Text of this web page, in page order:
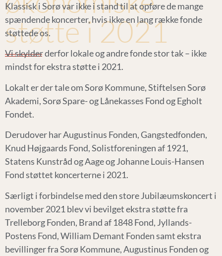
støtte i 2021
Klassisk i Sorø var ikke i stand til at opføre de mange
spændende koncerter, hvis ikke en lang række fonde
støttede os.
Vi skylder derfor lokale og andre fonde stor tak – ikke
mindst for ekstra støtte i 2021.
Lokalt er der tale om Sorø Kommune, Stiftelsen Sorø
Akademi, Sorø Spare- og Lånekasses Fond og Egholt
Fondet.
Derudover har Augustinus Fonden, Gangstedfonden,
Knud Højgaards Fond, Solistforeningen af 1921,
Statens Kunstråd og Aage og Johanne Louis-Hansen
Fond støttet koncerterne i 2021.
Særligt i forbindelse med den store Jubilæumskoncert i
november 2021 blev vi bevilget ekstra støtte fra
Trelleborg Fonden, Brand af 1848 Fond, Jyllands-
Postens Fond, William Demant Fonden samt ekstra
bevillinger fra Sorø Kommune, Augustinus Fonden og